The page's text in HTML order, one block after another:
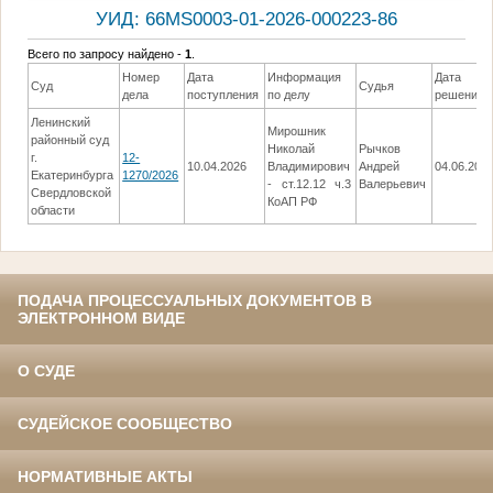
УИД: 66MS0003-01-2026-000223-86
Всего по запросу найдено -1
Суд
Номер
дела
Дата
поступления
Информация
по делу
Судья
Дата
решения
Ленинский
районный суд
г.
Екатеринбурга
Свердловской
области
12-
1270/2026
10.04.2026
Мирошник
Николай
Владимирович
- ст.12.12 ч.3
КоАП РФ
Рычков
Андрей
Валерьевич
ПОДАЧА ПРОЦЕССУАЛЬНЫХ ДОКУМЕНТОВ В
ЭЛЕКТРОННОМ ВИДЕ
О СУДЕ
СУДЕЙСКОЕ СООБЩЕСТВО
НОРМАТИВНЫЕ АКТЫ